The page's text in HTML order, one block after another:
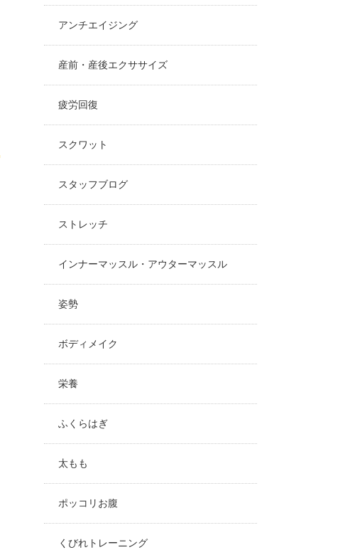
アンチエイジング
産前・産後エクササイズ
疲労回復
スクワット
スタッフブログ
ストレッチ
インナーマッスル・アウターマッスル
姿勢
ボディメイク
栄養
ふくらはぎ
太もも
ポッコリお腹
くびれトレーニング